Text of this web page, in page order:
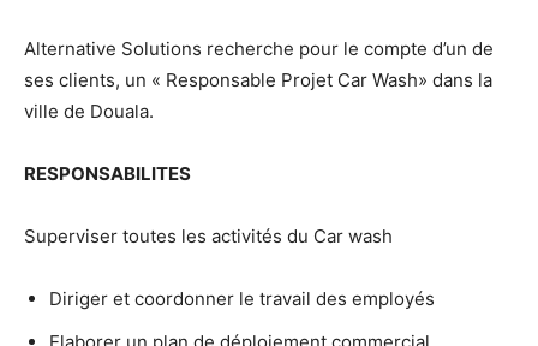
Alternative Solutions recherche pour le compte d’un de
ses clients, un « Responsable Projet Car Wash» dans la
ville de Douala.
RESPONSABILITES
Superviser toutes les activités du Car wash
Diriger et coordonner le travail des employés
Elaborer un plan de déploiement commercial